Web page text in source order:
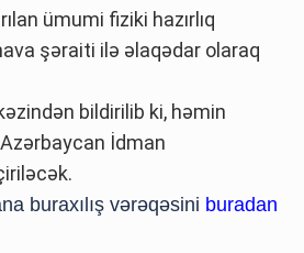
ümumi fiziki hazırlıq
şəraiti ilə əlaqədar olaraq
bildirilib ki, həmin
İdman
buraxılış vərəqəsini buradan